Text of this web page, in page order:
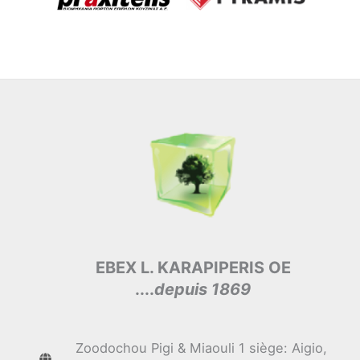
EBEX L. KARAPIPERIS OE
....depuis 1869
Zoodochou Pigi & Miaouli 1 siège: Aigio,